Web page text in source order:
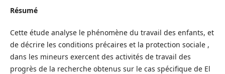
Résumé
Cette étude analyse le phénomène du travail des enfants, et
de décrire les conditions précaires et la protection sociale ,
dans les mineurs exercent des activités de travail des
progrès de la recherche obtenus sur le cas spécifique de El